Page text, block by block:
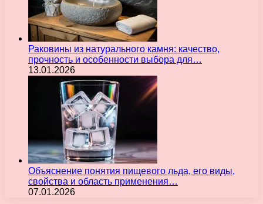
Раковины из натурального камня: качество,
прочность и особенности выбора для…
13.01.2026
Объяснение понятия пищевого льда, его виды,
свойства и область применения…
07.01.2026